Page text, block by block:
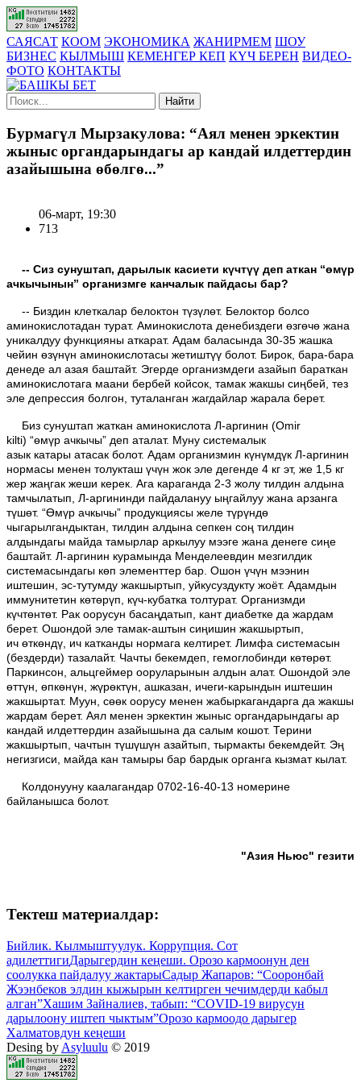
САЯСАТ КООМ ЭКОНОМИКА ЖАНИРМЕМ ШОУ
БИЗНЕС КЫЛМЫШ КЕМЕНГЕР КЕП КҮЧ БЕРЕН ВИДЕО-
ФОТО КОНТАКТЫ
Найти
Бурмагүл Мырзакулова: “Аял менен эркектин
жыныс органдарындагы ар кандай илдеттердин
азайышына өбөлгө...”
06-март, 19:30
713
-- Сиз сунуштап, дарылык касиети күчтүү деп аткан “өмүр
ачкычынын” организмге канчалык пайдасы бар?
-- Биздин клеткалар белоктон түзүлөт. Белоктор болсо
аминокислотадан турат. Аминокислота денебиздеги өзгөчө жана
уникалдуу функцияны аткарат. Адам баласында 30-35 жашка
чейин өзүнүн аминокислотасы жетиштүү болот. Бирок, бара-бара
денеде ал азая баштайт. Эгерде организмдеги азайып бараткан
аминокислотага маани бербей койсок, тамак жакшы сиңбей, тез
эле депрессия болгон, туталанган жагдайлар жарала берет.
Биз сунуштап жаткан аминокислота Л-аргинин (Omir
kilti) “өмүр ачкычы” деп аталат. Муну системалык
азык катары атасак болот. Адам организмин күнүмдүк Л-аргинин
нормасы менен толукташ үчүн жок эле дегенде 4 кг эт, же 1,5 кг
жер жаңгак жеши керек. Ага караганда 2-3 жолу тилдин алдына
тамчылатып, Л-аргининди пайдалануу ыңгайлуу жана арзанга
түшөт. “Өмүр ачкычы” продукциясы желе түрүндө
чыгарылгандыктан, тилдин алдына сепкен соң тилдин
алдындагы майда тамырлар аркылуу мээге жана денеге сиңе
баштайт. Л-аргинин курамында Менделеевдин мезгилдик
системасындагы көп элементтер бар. Ошон үчүн мээнин
иштешин, эс-тутумду жакшыртып, уйкусуздукту жоёт. Адамдын
иммунитетин көтөрүп, күч-кубатка толтурат. Организмди
күчтөнтөт. Рак оорусун басаңдатып, кант диабетке да жардам
берет. Ошондой эле тамак-аштын сиңишин жакшыртып,
ич өткөндү, ич катканды нормага келтирет. Лимфа системасын
(бездерди) тазалайт. Чачты бекемдеп, гемоглобинди көтөрөт.
Паркинсон, альцгеймер ооруларынын алдын алат. Ошондой эле
өттүн, өпкөнүн, жүрөктүн, ашказан, ичеги-карындын иштешин
жакшыртат. Муун, сөөк оорусу менен жабыркагандарга да жакшы
жардам берет. Аял менен эркектин жыныс органдарындагы ар
кандай илдеттердин азайышына да салым кошот. Терини
жакшыртып, чачтын түшүшүн азайтып, тырмакты бекемдейт. Эң
негизгиси, майда кан тамыры бар бардык органга кызмат кылат.
Колдонууну каалагандар 0702-16-40-13 номерине
байланышса болот.
"Азия Ньюс" гезити
Тектеш материалдар:
Бийлик. Кылмыштуулук. Коррупция. Сот
адилеттигиДарыгердин кеңеши. Орозо кармоонун ден
соолукка пайдалуу жактарыСадыр Жапаров: “Сооронбай
Жээнбеков элдин кыжырын келтирген чечимдерди кабыл
алган”Хашим Зайналиев, табып: “COVID-19 вирусун
дарылоону иштеп чыктым”Орозо кармоодо дарыгер
Халматовдун кеңеши
Desing by Asyluulu © 2019